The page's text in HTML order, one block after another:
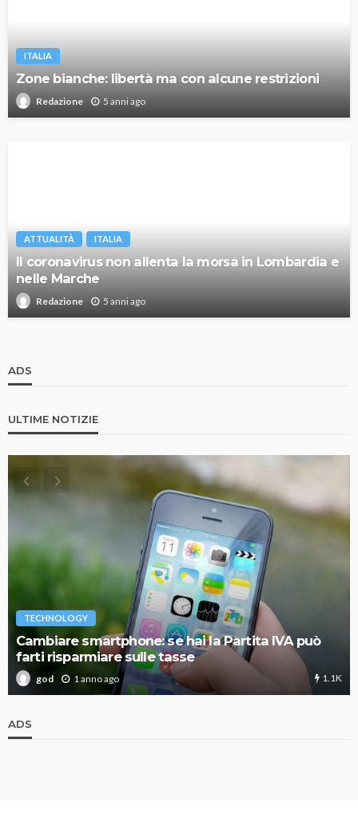
ITALIA
Zone bianche: libertà ma con alcune restrizioni
Redazione 5 anni ago
ATTUALITÀ ITALIA
Il coronavirus non allenta la morsa in Lombardia e
nelle Marche
Redazione 5 anni ago
ADS
ULTIME NOTIZIE
TECHNOLOGY
Cambiare smartphone: se hai la Partita IVA può
farti risparmiare sulle tasse
god 1 anno ago 1.1K
ADS